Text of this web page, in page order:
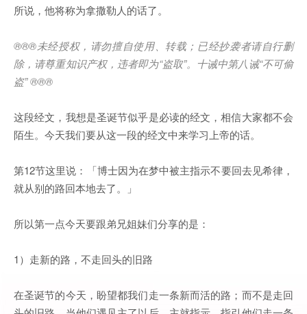
所说，他将称为拿撒勒人的话了。
®®®未经授权，请勿擅自使用、转载；已经抄袭者请自行删
除，请尊重知识产权，违者即为“盗取”。十诫中第八诫“不可偷
盗” ®®®
这段经文，我想是圣诞节似乎是必读的经文，相信大家都不会
陌生。今天我们要从这一段的经文中来学习上帝的话。
第12节这里说：「博士因为在梦中被主指示不要回去见希律，
就从别的路回本地去了。」
所以第一点今天要跟弟兄姐妹们分享的是：
1）走新的路，不走回头的旧路
在圣诞节的今天，盼望都我们走一条新而活的路；而不是走回